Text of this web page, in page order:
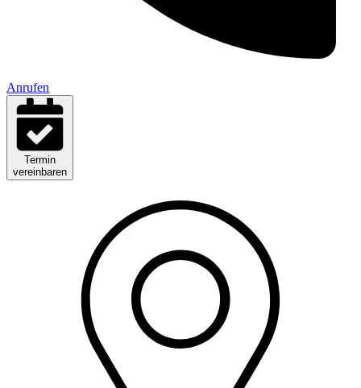
Anrufen
Termin
vereinbaren